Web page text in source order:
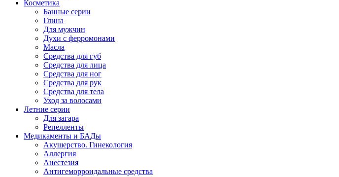
Косметика
Банные серии
Глина
Для мужчин
Духи с ферромонами
Масла
Средства для губ
Средства для лица
Средства для ног
Средства для рук
Средства для тела
Уход за волосами
Летние серии
Для загара
Репелленты
Медикаменты и БАДы
Акушерство. Гинекология
Аллергия
Анестезия
Антигеморроидальные средства